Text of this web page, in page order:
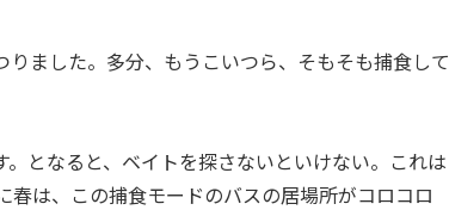
ました。多分、もうこいつら、そもそも捕食して
となると、ベイトを探さないといけない。これは
は、この捕食モードのバスの居場所がコロコロ